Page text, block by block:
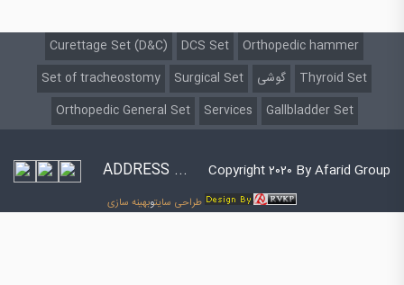
Curettage Set (D&C) DCS Set
Orthopedic hammer
Set of tracheostomy
Surgical Set گوشی
Thyroid Set
Orthopedic General Set
Services Gallbladder Set
ADDRESS ... Copyright 2020 By Afarid Group
طراحی سایتوبهینه سازی